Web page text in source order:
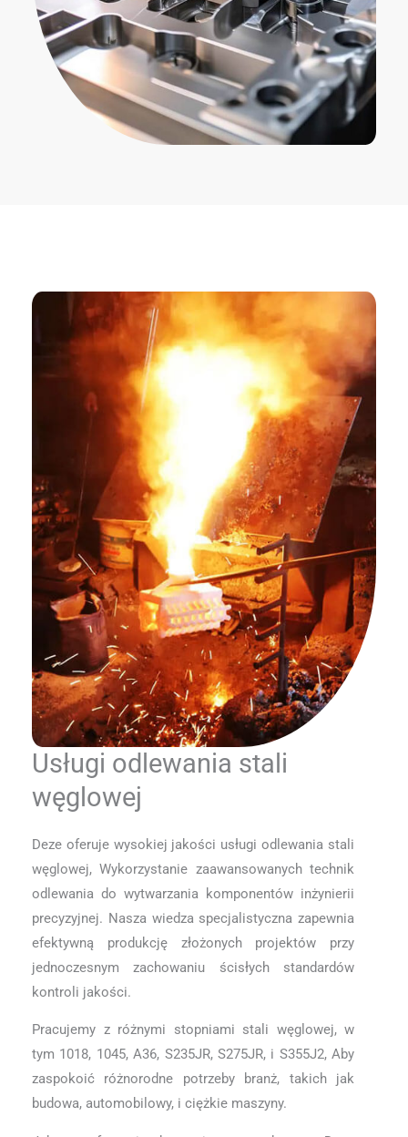
Usługi odlewania stali
węglowej
Deze oferuje wysokiej jakości usługi odlewania stali
węglowej, Wykorzystanie zaawansowanych technik
odlewania do wytwarzania komponentów inżynierii
precyzyjnej. Nasza wiedza specjalistyczna zapewnia
efektywną produkcję złożonych projektów przy
jednoczesnym zachowaniu ścisłych standardów
kontroli jakości.
Pracujemy z różnymi stopniami stali węglowej, w
tym 1018, 1045, A36, S235JR, S275JR, i S355J2, Aby
zaspokoić różnorodne potrzeby branż, takich jak
budowa, automobilowy, i ciężkie maszyny.